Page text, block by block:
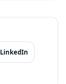
LinkedIn